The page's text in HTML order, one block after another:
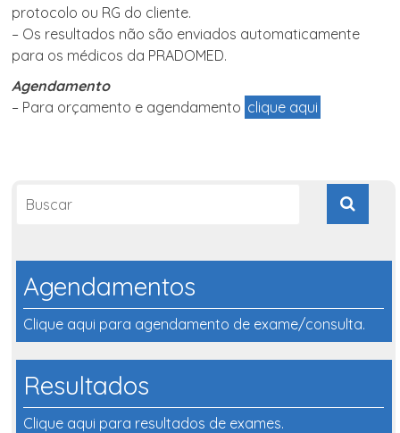
protocolo ou RG do cliente.
– Os resultados não são enviados automaticamente
para os médicos da PRADOMED.
Agendamento
– Para orçamento e agendamento clique aqui
Agendamentos
Clique aqui para agendamento de exame/consulta.
Resultados
Clique aqui para resultados de exames.